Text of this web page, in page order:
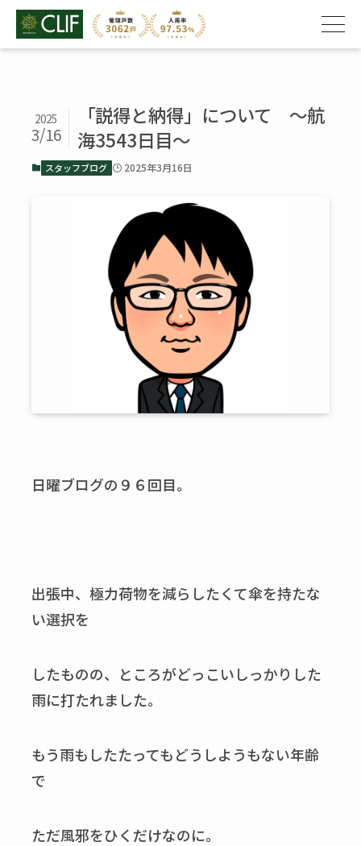
「説得と納得」について ～航
海3543日目～
2025
3/16
スタッフブログ 2025年3月16日
日曜ブログの９６回目。
出張中、極力荷物を減らしたくて傘を持たな
い選択を
したものの、ところがどっこいしっかりした
雨に打たれました。
もう雨もしたたってもどうしようもない年齢
で
ただ風邪をひくだけなのに。